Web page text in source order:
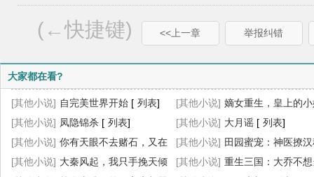
(←快捷键) <<上一章 举报纠错
大家都在看?
[其他小说] 自完美世界开始 [ 列表] [其他小说] 嫡女重生，皇上的
杀疯了[ 列表]
[其他小说] 凤隐锦杀 [ 列表] [其他小说] 大月谣 [ 列表]
[其他小说] 你有天眼不去赌石，又在
乱看[ 列表 ]
[其他小说] 田园蜜宠：神医撩
忙[ 列表]
[其他小说] 大秦风起，我只手挽天倾
[其他小说] 重生三国：大乔不